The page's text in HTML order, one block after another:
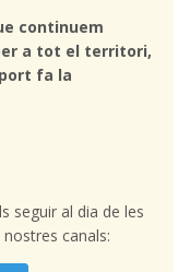
continuem
a tot el territori,
fa la
seguir al dia de les
canals: